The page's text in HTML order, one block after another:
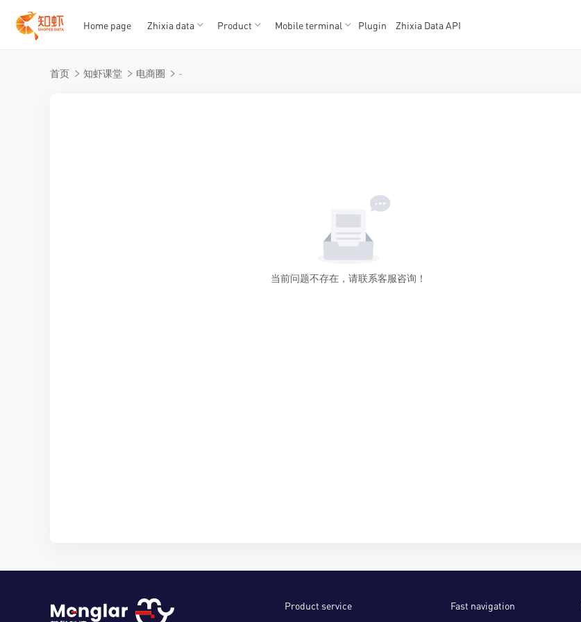
Home page Zhixia data Product Mobile terminal Plugin Zhixia Data API
首页 知虾课堂 电商圈 -
当前问题不存在，请联系客服咨询！
Product service Fast navigation